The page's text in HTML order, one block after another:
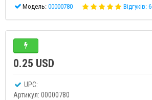
Модель: 00000780 Відгуків: 6
0.25 USD
UPC:
Артикул: 00000780